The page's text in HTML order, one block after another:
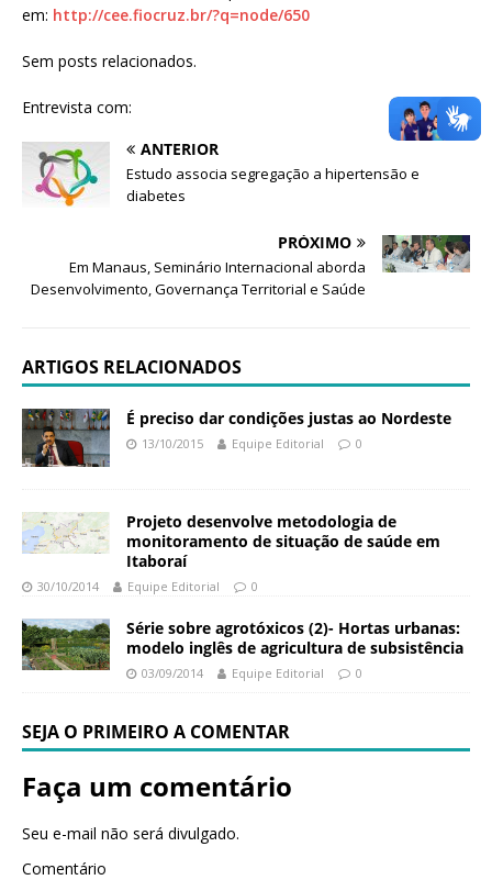
em: http://cee.fiocruz.br/?q=node/650
Sem posts relacionados.
Entrevista com:
ANTERIOR
Estudo associa segregação a hipertensão e
diabetes
PRÓXIMO
Em Manaus, Seminário Internacional aborda
Desenvolvimento, Governança Territorial e Saúde
ARTIGOS RELACIONADOS
É preciso dar condições justas ao Nordeste
13/10/2015 Equipe Editorial 0
Projeto desenvolve metodologia de
monitoramento de situação de saúde em
Itaboraí
30/10/2014 Equipe Editorial 0
Série sobre agrotóxicos (2)- Hortas urbanas:
modelo inglês de agricultura de subsistência
03/09/2014 Equipe Editorial 0
SEJA O PRIMEIRO A COMENTAR
Faça um comentário
Seu e-mail não será divulgado.
Comentário